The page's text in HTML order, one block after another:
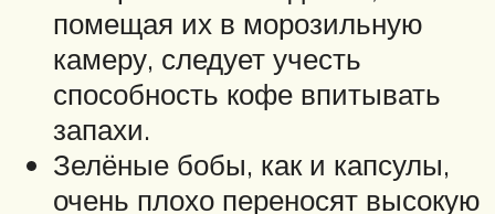
помещая их в морозильную
камеру, следует учесть
способность кофе впитывать
запахи.
Зелёные бобы, как и капсулы,
очень плохо переносят высокую